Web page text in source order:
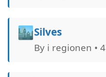
🏙️Silves
By i regionen •